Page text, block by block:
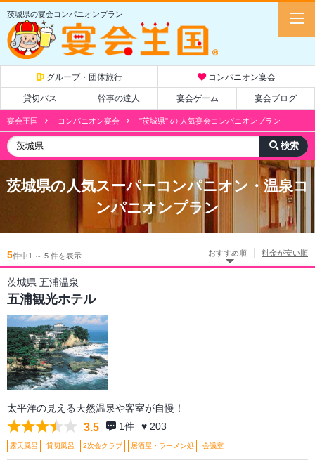
茨城県の宴会コンパニオンプラン
グループ・団体旅行 コンパニオン宴会
貸切バス 幹事の達人 宴会ゲーム 宴会ブログ
宴会王国 コンパニオン宴会 "茨城県" の 人気宴会コンパニオンプラン
茨城県の人気スーパーコンパニオン・温泉コ
ンパニオンプラン
5件中1 ～ 5 件を表示 おすすめ順 料金が安い順
茨城県 五浦温泉
五浦観光ホテル
太平洋の見える天然温泉や客室が自慢！
3.5 1件 ♥ 203
露天風呂 貸切風呂 2次会クラブ 居酒屋・ラーメン処 会議室